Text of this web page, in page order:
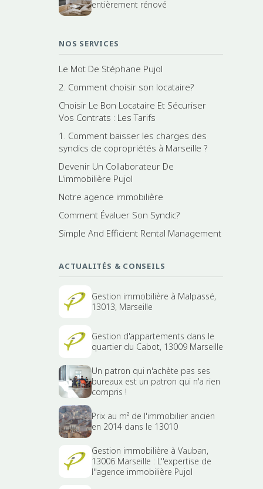
entièrement rénové
NOS SERVICES
Le Mot De Stéphane Pujol
2. Comment choisir son locataire?
Choisir Le Bon Locataire Et Sécuriser
Vos Contrats : Les Tarifs
1. Comment baisser les charges des
syndics de copropriétés à Marseille ?
Devenir Un Collaborateur De
L'immobilière Pujol
Notre agence immobilière
Comment Évaluer Son Syndic?
Simple And Efficient Rental Management
ACTUALITÉS & CONSEILS
Gestion immobilière à Malpassé,
13013, Marseille
Gestion d'appartements dans le
quartier du Cabot, 13009 Marseille
Un patron qui n'achète pas ses
bureaux est un patron qui n'a rien
compris !
Prix au m² de l'immobilier ancien
en 2014 dans le 13010
Gestion immobilière à Vauban,
13006 Marseille : L''expertise de
l''agence immobilière Pujol